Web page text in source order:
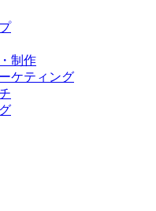
制作
ケティング